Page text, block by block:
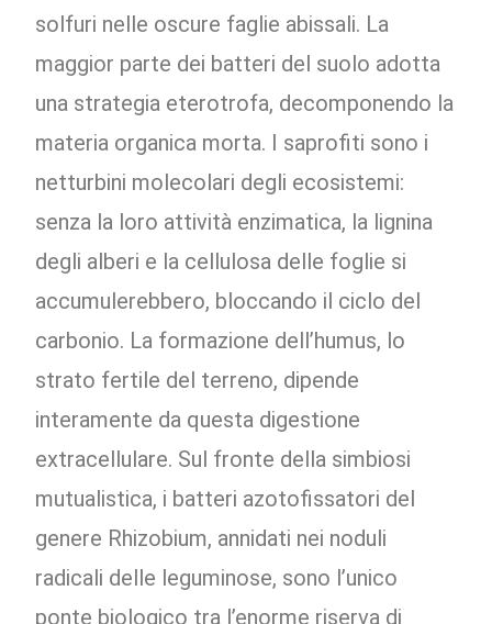
solfuri nelle oscure faglie abissali. La
maggior parte dei batteri del suolo adotta
una strategia eterotrofa, decomponendo la
materia organica morta. I saprofiti sono i
netturbini molecolari degli ecosistemi:
senza la loro attività enzimatica, la lignina
degli alberi e la cellulosa delle foglie si
accumulerebbero, bloccando il ciclo del
carbonio. La formazione dell’humus, lo
strato fertile del terreno, dipende
interamente da questa digestione
extracellulare. Sul fronte della simbiosi
mutualistica, i batteri azotofissatori del
genere Rhizobium, annidati nei noduli
radicali delle leguminose, sono l’unico
ponte biologico tra l’enorme riserva di